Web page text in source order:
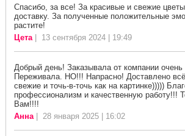
Спасибо, за все! За красивые и свежие
доставку. За полученные положительные
растите!
Цета| 13 сентября 2024 | 19:49
Добрый день! Заказывала от компании очень
Переживала. НО!!! Напрасно! Доставлено
свежие и точь-в-точь как на картинке)))))
профессионализм и качественную работу!!!
Вам!!!!
Анна| 28 января 2025 | 16:02